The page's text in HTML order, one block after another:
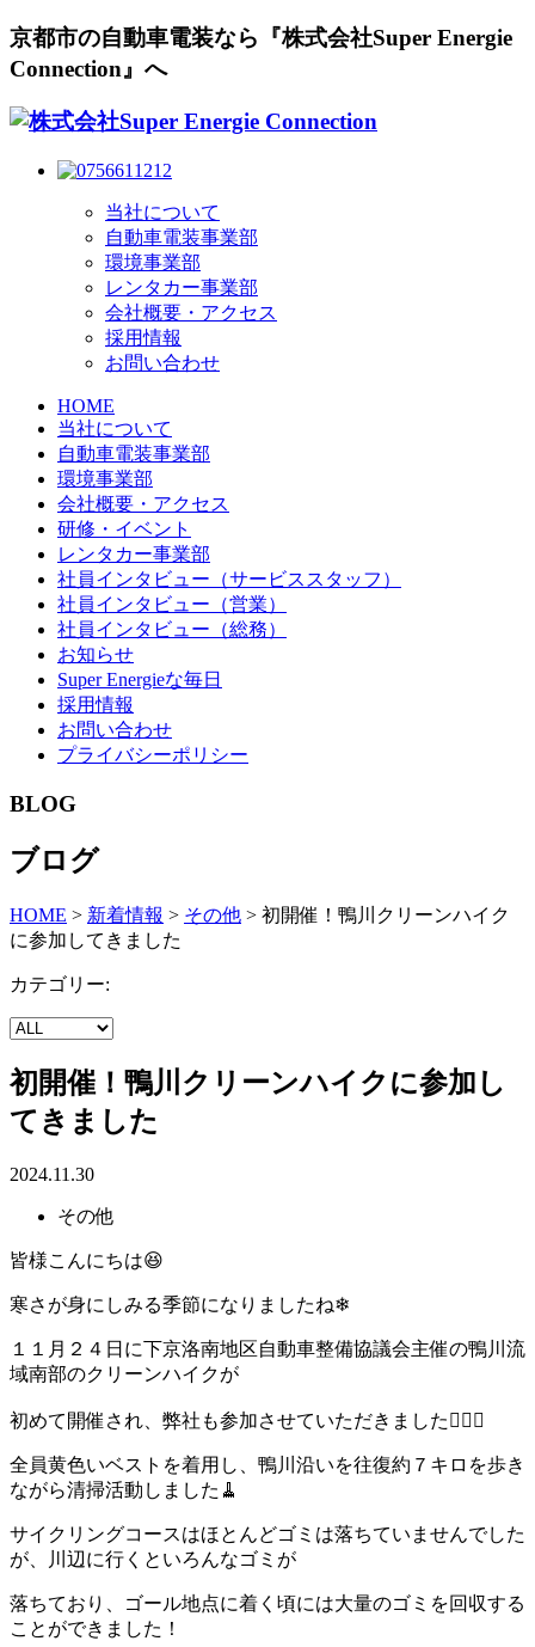
京都市の自動車電装なら『株式会社Super Energie
Connection』へ
当社について
自動車電装事業部
環境事業部
レンタカー事業部
会社概要・アクセス
採用情報
お問い合わせ
HOME
当社について
自動車電装事業部
環境事業部
会社概要・アクセス
研修・イベント
レンタカー事業部
社員インタビュー（サービススタッフ）
社員インタビュー（営業）
社員インタビュー（総務）
お知らせ
Super Energieな毎日
採用情報
お問い合わせ
プライバシーポリシー
BLOG
ブログ
HOME > 新着情報 > その他 > 初開催！鴨川クリーンハイク
に参加してきました
カテゴリー:
初開催！鴨川クリーンハイクに参加し
てきました
2024.11.30
その他
皆様こんにちは😆
寒さが身にしみる季節になりましたね❄
１１月２４日に下京洛南地区自動車整備協議会主催の鴨川流
域南部のクリーンハイクが
初めて開催され、弊社も参加させていただきました🚶🏻‍♂️
全員黄色いベストを着用し、鴨川沿いを往復約７キロを歩き
ながら清掃活動しました🧹
サイクリングコースはほとんどゴミは落ちていませんでした
が、川辺に行くといろんなゴミが
落ちており、ゴール地点に着く頃には大量のゴミを回収する
ことができました！